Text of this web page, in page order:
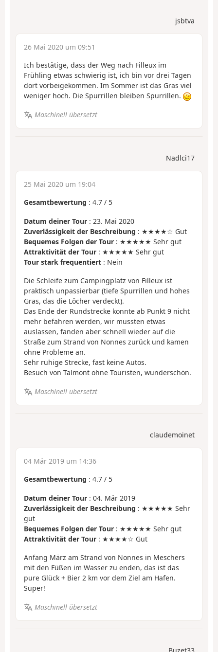
jsbtva
26 Mai 2020 um 09:51
Ich bestätige, dass der Weg nach Filleux im
Frühling etwas schwierig ist, ich bin vor drei Tagen
dort vorbeigekommen. Im Sommer ist das Gras viel
weniger hoch. Die Spurrillen bleiben Spurrillen.
Maschinell übersetzt
Nadlci17
25 Mai 2020 um 19:04
Gesamtbewertung : 4.7 / 5
Datum deiner Tour : 23. Mai 2020
Zuverlässigkeit der Beschreibung : ★★★★☆ Gut
Bequemes Folgen der Tour : ★★★★★ Sehr gut
Attraktivität der Tour : ★★★★★ Sehr gut
Tour stark frequentiert : Nein
Die Schleife zum Campingplatz von Filleux ist
praktisch unpassierbar (tiefe Spurrillen und hohes
Gras, das die Löcher verdeckt).
Das Ende der Rundstrecke konnte ab Punkt 9 nicht
mehr befahren werden, wir mussten etwas
auslassen, fanden aber schnell wieder auf die
Straße zum Strand von Nonnes zurück und kamen
ohne Probleme an.
Sehr ruhige Strecke, fast keine Autos.
Besuch von Talmont ohne Touristen, wunderschön.
Maschinell übersetzt
claudemoinet
04 Mär 2019 um 14:36
Gesamtbewertung : 4.7 / 5
Datum deiner Tour : 04. Mär 2019
Zuverlässigkeit der Beschreibung : ★★★★★ Sehr
gut
Bequemes Folgen der Tour : ★★★★★ Sehr gut
Attraktivität der Tour : ★★★★☆ Gut
Anfang März am Strand von Nonnes in Meschers
mit den Füßen im Wasser zu enden, das ist das
pure Glück + Bier 2 km vor dem Ziel am Hafen.
Super!
Maschinell übersetzt